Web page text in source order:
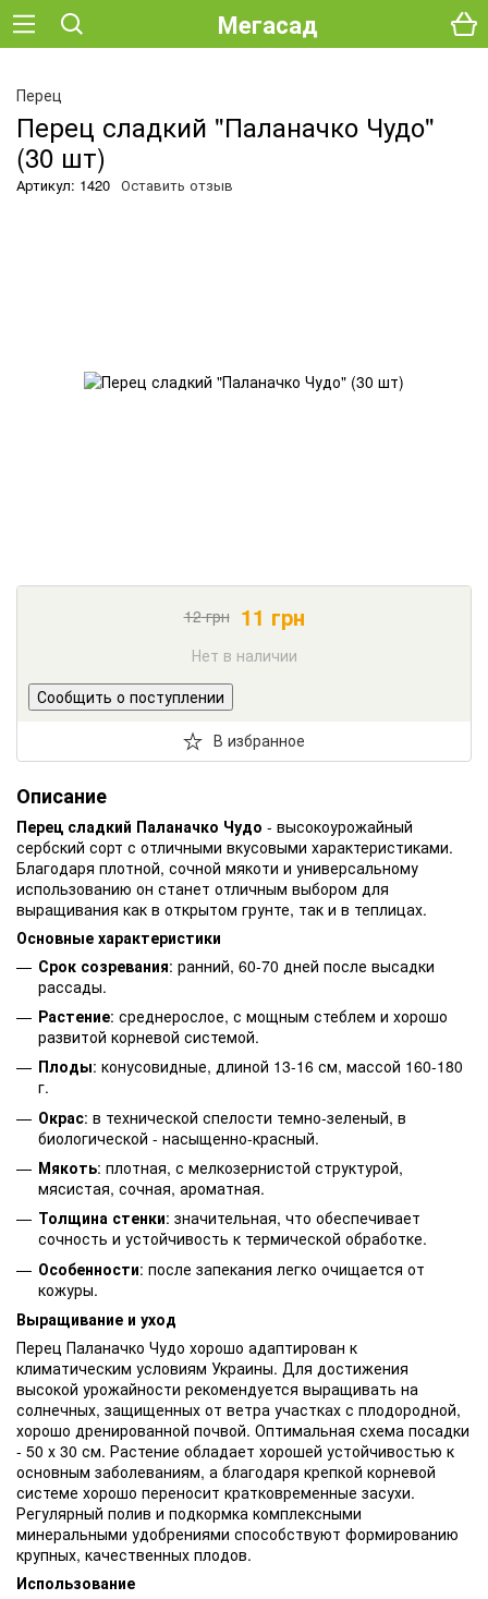
Мегасад
Перец
Перец сладкий "Паланачко Чудо"
(30 шт)
Артикул: 1420 Оставить отзыв
12грн 11 грн
Нет в наличии
Сообщить о поступлении
В избранное
Описание
Перец сладкий Паланачко Чудо - высокоурожайный
сербский сорт с отличными вкусовыми характеристиками.
Благодаря плотной, сочной мякоти и универсальному
использованию он станет отличным выбором для
выращивания как в открытом грунте, так и в теплицах.
Основные характеристики
Срок созревания: ранний, 60-70 дней после высадки
рассады.
Растение: среднерослое, с мощным стеблем и хорошо
развитой корневой системой.
Плоды: конусовидные, длиной 13-16 см, массой 160-180
г.
Окрас: в технической спелости темно-зеленый, в
биологической - насыщенно-красный.
Мякоть: плотная, с мелкозернистой структурой,
мясистая, сочная, ароматная.
Толщина стенки: значительная, что обеспечивает
сочность и устойчивость к термической обработке.
Особенности: после запекания легко очищается от
кожуры.
Выращивание и уход
Перец Паланачко Чудо хорошо адаптирован к
климатическим условиям Украины. Для достижения
высокой урожайности рекомендуется выращивать на
солнечных, защищенных от ветра участках с плодородной,
хорошо дренированной почвой. Оптимальная схема посадки
- 50 х 30 см. Растение обладает хорошей устойчивостью к
основным заболеваниям, а благодаря крепкой корневой
системе хорошо переносит кратковременные засухи.
Регулярный полив и подкормка комплексными
минеральными удобрениями способствуют формированию
крупных, качественных плодов.
Использование